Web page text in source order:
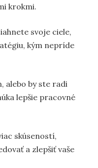
krokmi.
svoje ciele,
kým nepríde
alebo by ste radi
lepšie pracovné
skúseností,
a zlepšiť vaše